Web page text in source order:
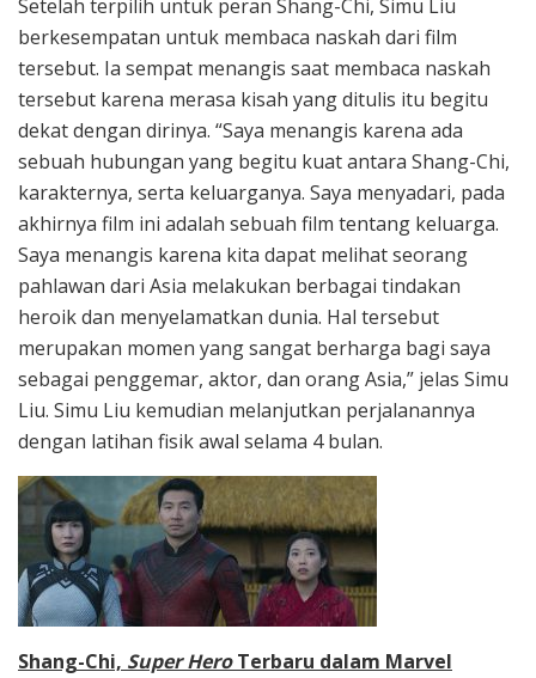
Setelah terpilih untuk peran Shang-Chi, Simu Liu
berkesempatan untuk membaca naskah dari film
tersebut. Ia sempat menangis saat membaca naskah
tersebut karena merasa kisah yang ditulis itu begitu
dekat dengan dirinya. “Saya menangis karena ada
sebuah hubungan yang begitu kuat antara Shang-Chi,
karakternya, serta keluarganya. Saya menyadari, pada
akhirnya film ini adalah sebuah film tentang keluarga.
Saya menangis karena kita dapat melihat seorang
pahlawan dari Asia melakukan berbagai tindakan
heroik dan menyelamatkan dunia. Hal tersebut
merupakan momen yang sangat berharga bagi saya
sebagai penggemar, aktor, dan orang Asia,” jelas Simu
Liu. Simu Liu kemudian melanjutkan perjalanannya
dengan latihan fisik awal selama 4 bulan.
Shang-Chi, Super HeroTerbaru dalam Marvel